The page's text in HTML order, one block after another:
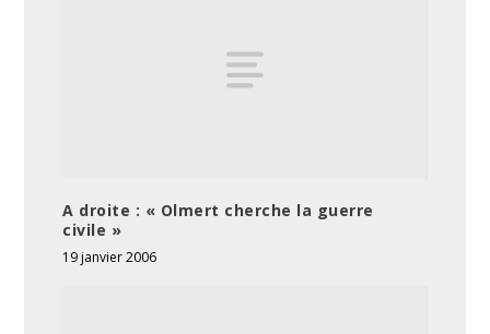
A droite : « Olmert cherche la guerre
civile »
19 janvier 2006